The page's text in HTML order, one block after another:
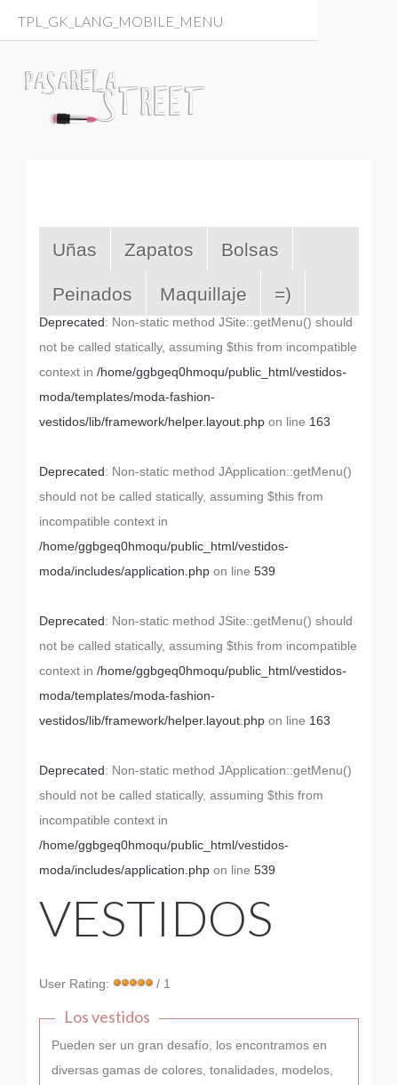
TPL_GK_LANG_MOBILE_MENU
Uñas Zapatos Bolsas
Peinados Maquillaje =)
Deprecated: Non-static method JSite::getMenu() should
not be called statically, assuming $this from incompatible
context in /home/ggbgeq0hmoqu/public_html/vestidos-
moda/templates/moda-fashion-
vestidos/lib/framework/helper.layout.php on line 163
Deprecated: Non-static method JApplication::getMenu()
should not be called statically, assuming $this from
incompatible context in
/home/ggbgeq0hmoqu/public_html/vestidos-
moda/includes/application.php on line 539
Deprecated: Non-static method JSite::getMenu() should
not be called statically, assuming $this from incompatible
context in /home/ggbgeq0hmoqu/public_html/vestidos-
moda/templates/moda-fashion-
vestidos/lib/framework/helper.layout.php on line 163
Deprecated: Non-static method JApplication::getMenu()
should not be called statically, assuming $this from
incompatible context in
/home/ggbgeq0hmoqu/public_html/vestidos-
moda/includes/application.php on line 539
VESTIDOS
User Rating: / 1
Los vestidos
Pueden ser un gran desafío, los encontramos en
diversas gamas de colores, tonalidades, modelos,